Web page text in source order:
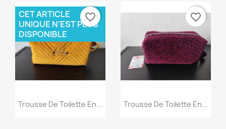
Aperçu rapide
Trousse De Toilette En...
CET ARTICLE
UNIQUE N'EST PLUS
DISPONIBLE
favorite_border
Aperçu rapide
Trousse De Toilette En...
favorite_border